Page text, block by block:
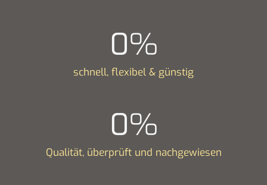
0%
schnell, flexibel & günstig
0%
Qualität, überprüft und nachgewiesen